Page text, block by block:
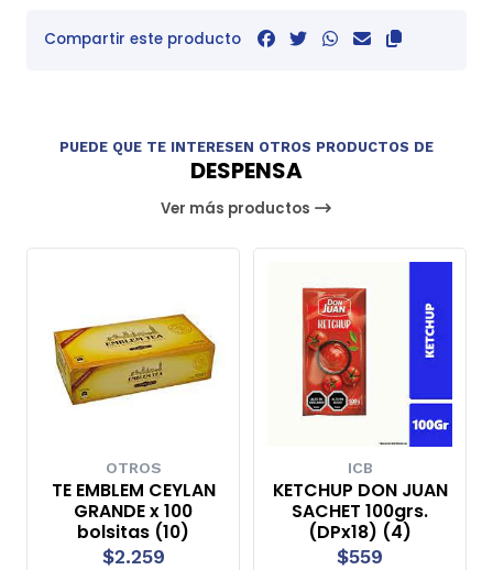
Compartir este producto
PUEDE QUE TE INTERESEN OTROS PRODUCTOS DE
DESPENSA
Ver más productos
OTROS
TE EMBLEM CEYLAN
GRANDE x 100
bolsitas (10)
$2.259
ICB
KETCHUP DON JUAN
SACHET 100grs.
(DPx18) (4)
$559